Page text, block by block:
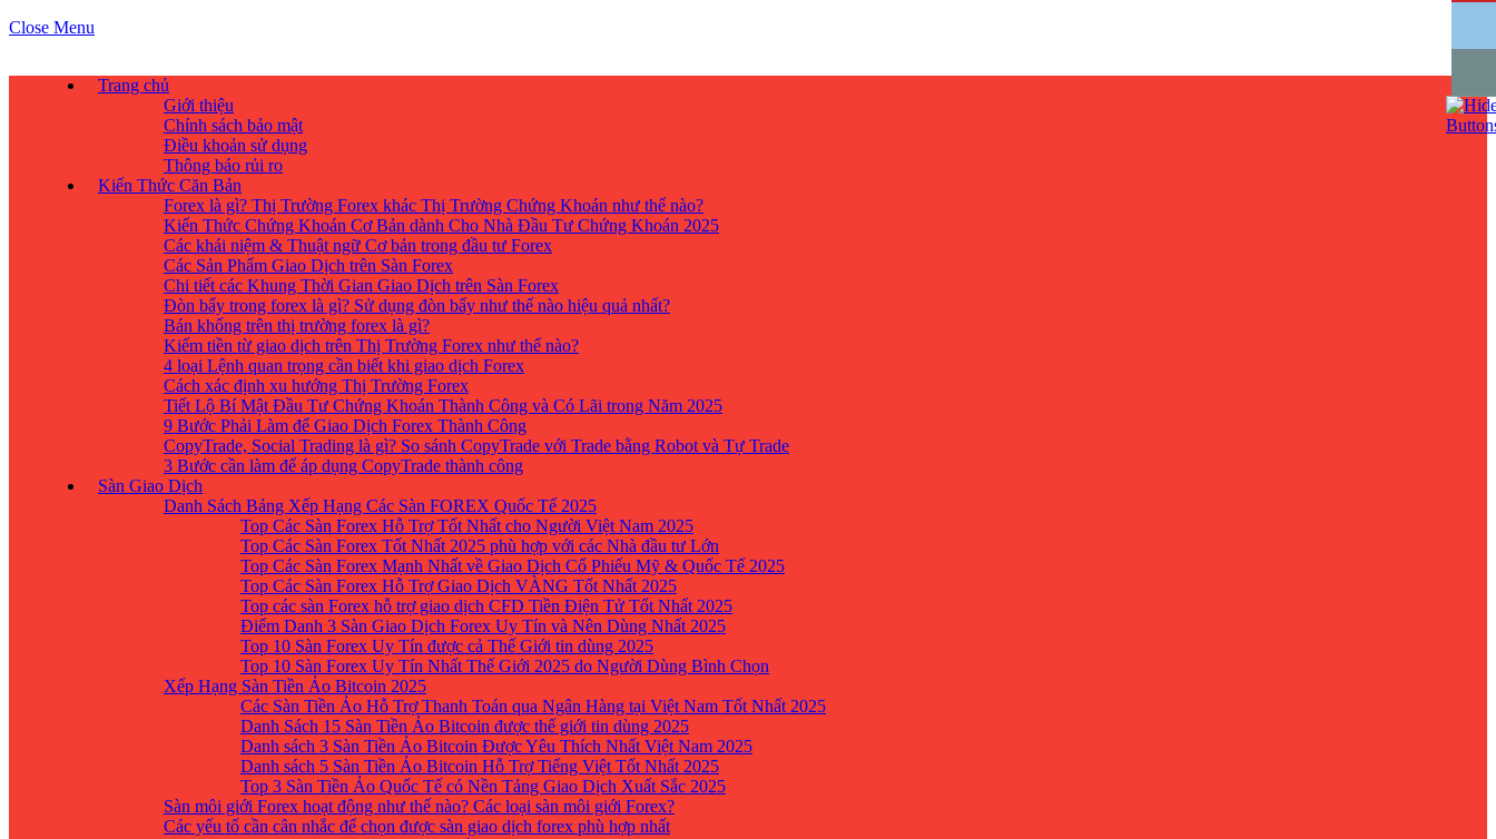
Close Menu
Trang chủ
Giới thiệu
Chính sách bảo mật
Điều khoản sử dụng
Thông báo rủi ro
Kiến Thức Căn Bản
Forex là gì? Thị Trường Forex khác Thị Trường Chứng Khoán như thế nào?
Kiến Thức Chứng Khoán Cơ Bản dành Cho Nhà Đầu Tư Chứng Khoán 2025
Các khái niệm & Thuật ngữ Cơ bản trong đầu tư Forex
Các Sản Phẩm Giao Dịch trên Sàn Forex
Chi tiết các Khung Thời Gian Giao Dịch trên Sàn Forex
Đòn bẩy trong forex là gì? Sử dụng đòn bẩy như thế nào hiệu quả nhất?
Bán khống trên thị trường forex là gì?
Kiếm tiền từ giao dịch trên Thị Trường Forex như thế nào?
4 loại Lệnh quan trọng cần biết khi giao dịch Forex
Cách xác định xu hướng Thị Trường Forex
Tiết Lộ Bí Mật Đầu Tư Chứng Khoán Thành Công và Có Lãi trong Năm 2025
9 Bước Phải Làm để Giao Dịch Forex Thành Công
CopyTrade, Social Trading là gì? So sánh CopyTrade với Trade bằng Robot và Tự Trade
3 Bước cần làm để áp dụng CopyTrade thành công
Sàn Giao Dịch
Danh Sách Bảng Xếp Hạng Các Sàn FOREX Quốc Tế 2025
Top Các Sàn Forex Hỗ Trợ Tốt Nhất cho Người Việt Nam 2025
Top Các Sàn Forex Tốt Nhất 2025 phù hợp với các Nhà đầu tư Lớn
Top Các Sàn Forex Mạnh Nhất về Giao Dịch Cổ Phiếu Mỹ & Quốc Tế 2025
Top Các Sàn Forex Hỗ Trợ Giao Dịch VÀNG Tốt Nhất 2025
Top các sàn Forex hỗ trợ giao dịch CFD Tiền Điện Tử Tốt Nhất 2025
Điểm Danh 3 Sàn Giao Dịch Forex Uy Tín và Nên Dùng Nhất 2025
Top 10 Sàn Forex Uy Tín được cả Thế Giới tin dùng 2025
Top 10 Sàn Forex Uy Tín Nhất Thế Giới 2025 do Người Dùng Bình Chọn
Xếp Hạng Sàn Tiền Ảo Bitcoin 2025
Các Sàn Tiền Ảo Hỗ Trợ Thanh Toán qua Ngân Hàng tại Việt Nam Tốt Nhất 2025
Danh Sách 15 Sàn Tiền Ảo Bitcoin được thế giới tin dùng 2025
Danh sách 3 Sàn Tiền Ảo Bitcoin Được Yêu Thích Nhất Việt Nam 2025
Danh sách 5 Sàn Tiền Ảo Bitcoin Hỗ Trợ Tiếng Việt Tốt Nhất 2025
Top 3 Sàn Tiền Ảo Quốc Tế có Nền Tảng Giao Dịch Xuất Sắc 2025
Sàn môi giới Forex hoạt động như thế nào? Các loại sàn môi giới Forex?
Các yếu tố cần cân nhắc để chọn được sàn giao dịch forex phù hợp nhất